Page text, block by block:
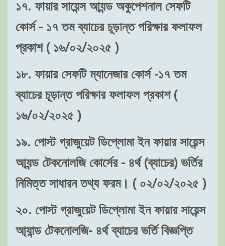
১৭. ফায়ার সায়েন্স আ্যন্ড অকুপেশনাল সেফটি
কোর্স - ১৭ তম ব্যাচের চূড়ান্ত পরিক্ষার ফলাফল
প্রকাশ ( ১৬/০২/২০২৫ )
১৮. ফায়ার সেফটি ম্যানেজার কোর্স -১৭ তম
ব্যাচের চূড়ান্ত পরিক্ষার ফলাফল প্রকাশ (
১৬/০২/২০২৫ )
১৯. পোস্ট গ্রাজুয়েট ডিপ্লোমা ইন ফায়ার সায়েন্স
আ্যন্ড টেকনোলজি কোর্সের - ৪র্থ (ব্যাচের) ভর্তির
নিমিত্ত সাধারন তথ্য ফরম। ( ০২/০২/২০২৫ )
২০. পোস্ট গ্রাজুয়েট ডিপ্লোমা ইন ফায়ার সায়েন্স
আ্যান্ড টেকনোলজি- ৪র্থ ব্যাচের ভর্তি বিজ্ঞপ্তি